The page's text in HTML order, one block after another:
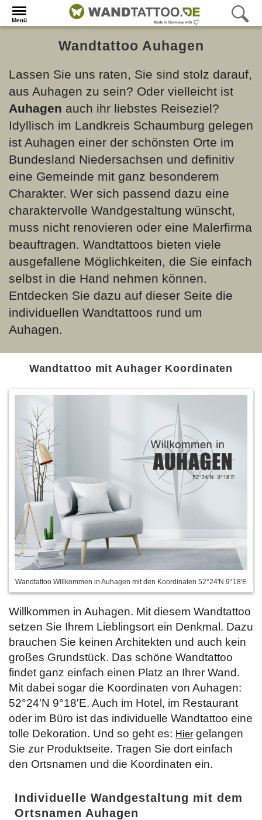
Menü
Wandtattoo Auhagen
Lassen Sie uns raten, Sie sind stolz darauf,
aus Auhagen zu sein? Oder vielleicht ist
Auhagen auch ihr liebstes Reiseziel?
Idyllisch im Landkreis Schaumburg gelegen
ist Auhagen einer der schönsten Orte im
Bundesland Niedersachsen und definitiv
eine Gemeinde mit ganz besonderem
Charakter. Wer sich passend dazu eine
charaktervolle Wandgestaltung wünscht,
muss nicht renovieren oder eine Malerfirma
beauftragen. Wandtattoos bieten viele
ausgefallene Möglichkeiten, die Sie einfach
selbst in die Hand nehmen können.
Entdecken Sie dazu auf dieser Seite die
individuellen Wandtattoos rund um
Auhagen.
Wandtattoo mit Auhager Koordinaten
Wandtattoo Willkommen in Auhagen mit den Koordinaten 52°24'N 9°18'E
Willkommen in Auhagen. Mit diesem Wandtattoo
setzen Sie Ihrem Lieblingsort ein Denkmal. Dazu
brauchen Sie keinen Architekten und auch kein
großes Grundstück. Das schöne Wandtattoo
findet ganz einfach einen Platz an Ihrer Wand.
Mit dabei sogar die Koordinaten von Auhagen:
52°24'N 9°18'E. Auch im Hotel, im Restaurant
oder im Büro ist das individuelle Wandtattoo eine
tolle Dekoration. Und so geht es: Hier gelangen
Sie zur Produktseite. Tragen Sie dort einfach
den Ortsnamen und die Koordinaten ein.
Individuelle Wandgestaltung mit dem
Ortsnamen Auhagen